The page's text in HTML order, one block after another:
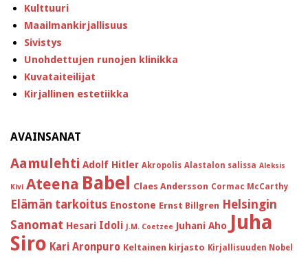
Kulttuuri
Maailmankirjallisuus
Sivistys
Unohdettujen runojen klinikka
Kuvataiteilijat
Kirjallinen estetiikka
AVAINSANAT
Aamulehti Adolf Hitler Akropolis Alastalon salissa Aleksis
Kivi Ateena Babel Claes Andersson Cormac McCarthy
Elämän tarkoitus Enostone Ernst Billgren Helsingin
Sanomat Hesari Idoli J.M. Coetzee Juhani Aho Juha
Siro Kari Aronpuro Keltainen kirjasto Kirjallisuuden Nobel